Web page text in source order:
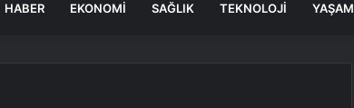
HABER EKONOMI SAĞLIK TEKNOLOJI YAŞAM